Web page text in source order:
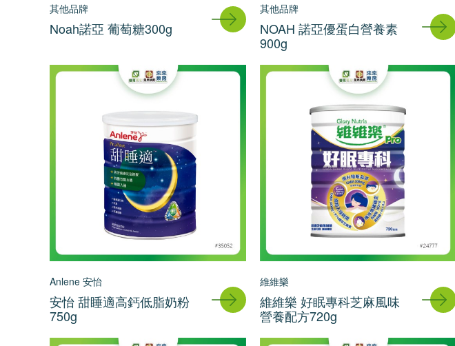
其他品牌
Noah諾亞 葡萄糖300g
其他品牌
NOAH 諾亞優蛋白營養素
900g
Anlene 安怡
安怡 甜睡適高鈣低脂奶粉
750g
維維樂
維維樂 好眠專科芝麻風味
營養配方720g